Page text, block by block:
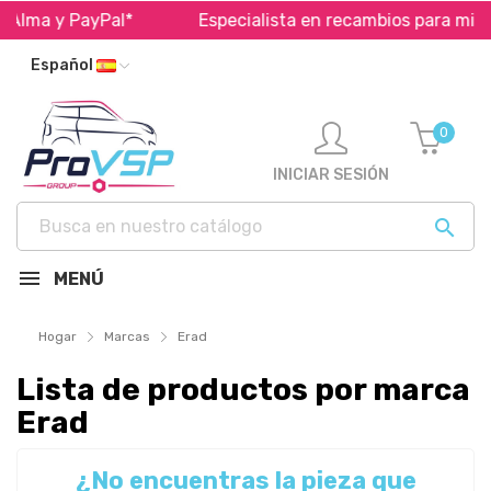
y PayPal* Especialista en recambios para
Español

INICIAR SESIÓN
0
MENÚ
Hogar Marcas Erad
Lista de productos por marca
Erad
¿No encuentras la pieza que